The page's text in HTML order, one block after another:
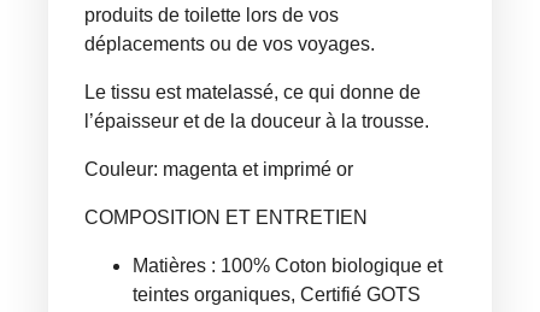
produits de toilette lors de vos
déplacements ou de vos voyages.
Le tissu est matelassé, ce qui donne de
l’épaisseur et de la douceur à la trousse.
Couleur: magenta et imprimé or
COMPOSITION ET ENTRETIEN
Matières : 100% Coton biologique et
teintes organiques, Certifié GOTS